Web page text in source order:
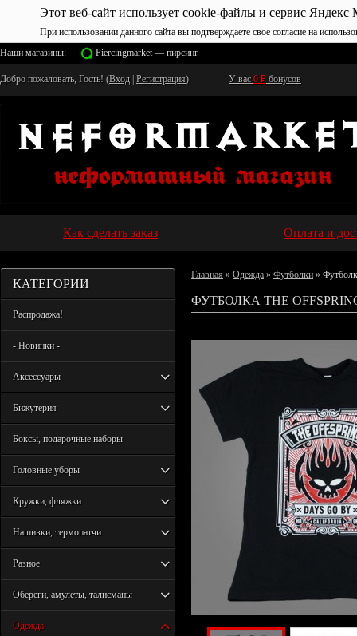
Этот веб-сайт использует cookie-файлы и сервис Яндекс
При использовании данного сайта вы подтверждаете свое согласие на
Наши магазины:
Piercingmarket — пирсинг
Добро пожаловать, Гость! (Вход Регистрация) У вас 0 ₽ бонусов
Как сделать заказ Оплата и
КАТЕГОРИИ
Распродажа!
- Новинки -
Аксессуары
Бижутерия
Боксы, подарочные наборы
Головные уборы
Кружки, фляжки
Нашивки, термопатчи
Разное
Обереги, амулеты, талисманы
Одежда
Главная » Одежда » Футболки »
ФУТБОЛКА THE